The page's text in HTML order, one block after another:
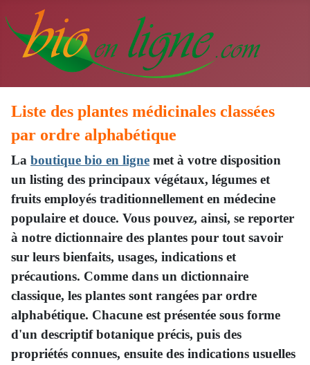
Liste des plantes médicinales classées
par ordre alphabétique
La boutique bio en ligne met à votre disposition
un listing des principaux végétaux, légumes et
fruits employés traditionnellement en médecine
populaire et douce. Vous pouvez, ainsi, se reporter
à notre dictionnaire des plantes pour tout savoir
sur leurs bienfaits, usages, indications et
précautions. Comme dans un dictionnaire
classique, les plantes sont rangées par ordre
alphabétique. Chacune est présentée sous forme
d'un descriptif botanique précis, puis des
propriétés connues, ensuite des indications usuelles